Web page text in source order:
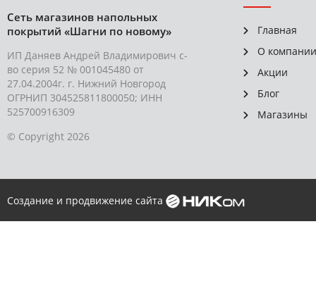
Сеть магазинов напольных
покрытий «Шагни по новому»
ИП Даняев Андрей Владимирович с-
во серия 52 № 001045480 от
27.04.2004г. г. Нижний Новгород
ОГРНИП 304525811800050; ИНН
525700916309
© Copyright 2026
Главная
О компании
Акции
Блог
Магазины
Создание и продвижение сайта